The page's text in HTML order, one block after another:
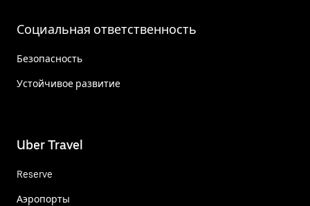
Социальная ответственность
Безопасность
Устойчивое развитие
Uber Travel
Reserve
Аэропорты